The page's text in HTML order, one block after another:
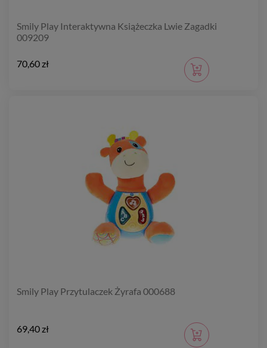
Smily Play Interaktywna Książeczka Lwie Zagadki
009209
70,60 zł
Smily Play Przytulaczek Żyrafa 000688
69,40 zł